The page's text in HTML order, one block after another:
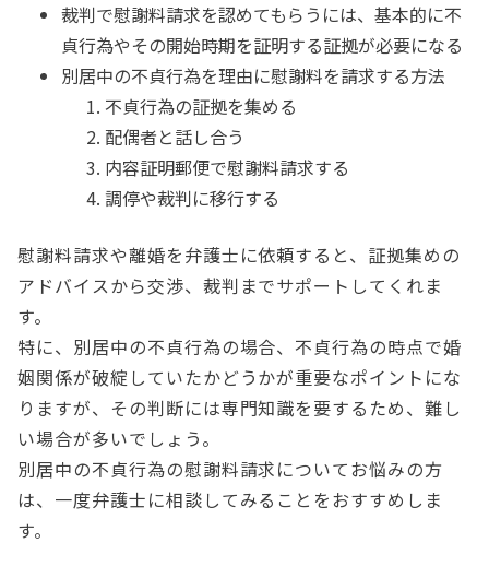
裁判で慰謝料請求を認めてもらうには、基本的に不
貞行為やその開始時期を証明する証拠が必要になる
別居中の不貞行為を理由に慰謝料を請求する方法
不貞行為の証拠を集める
配偶者と話し合う
内容証明郵便で慰謝料請求する
調停や裁判に移行する
慰謝料請求や離婚を弁護士に依頼すると、証拠集めの
アドバイスから交渉、裁判までサポートしてくれま
す。
特に、別居中の不貞行為の場合、不貞行為の時点で婚
姻関係が破綻していたかどうかが重要なポイントにな
りますが、その判断には専門知識を要するため、難し
い場合が多いでしょう。
別居中の不貞行為の慰謝料請求についてお悩みの方
は、一度弁護士に相談してみることをおすすめしま
す。